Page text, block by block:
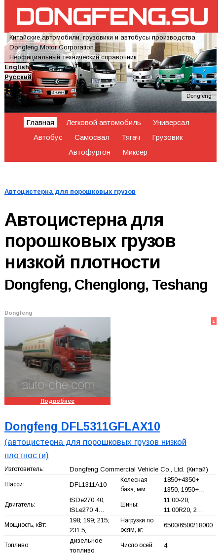
Китайские автомобили, грузовики и автобусы производства
Dongfeng Motor Corporation.
Неофициальный технический справочник.
English
Русский
Dongfeng
Главная Легковой автомобиль
Универсал
Автобус
Самосвал Тягач
Грузовик
Автофургон
Миксер
Автоцистерна для порошковых грузов
Автоцистерна для
порошковых грузов
низкой плотности
Dongfeng, Chenglong, Teshang
Dongfeng
1
Подробнее
Dongfeng DFL5311GFLAX10
(автоцистерна для порошковых грузов низкой
плотности)
Изготовитель: Dongfeng Commercial Vehicle Co., Ltd. (Китай)
Шасси: DFL1311A10
Колесная
база, мм:
1850+4350+
1350, 1950+…
Двигатель:
ISDe270 40;
ISLe270 4…
Шины:
11.00-20,
11.00R20, 2…
Мощность, кВт:
198; 199; 215;
231.5;…
Нагрузки по
осям, кг:
6500/6500/18000
Топливо:
дизельное
топливо
Число осей: 4